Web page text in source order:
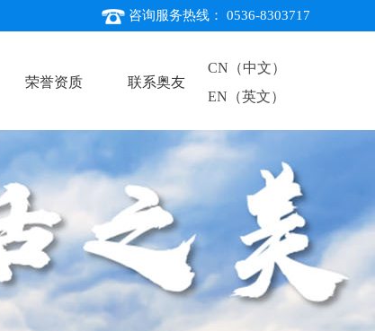
咨询服务热线： 0536-8303717
荣誉资质 联系奥友
CN（中文）
EN（英文）